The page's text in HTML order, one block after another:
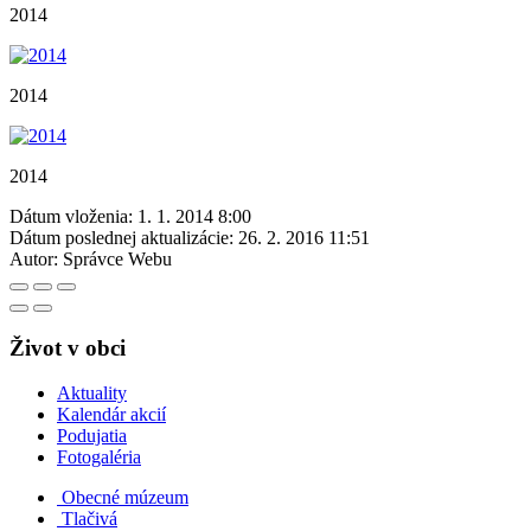
2014
2014
2014
Dátum vloženia: 1. 1. 2014 8:00
Dátum poslednej aktualizácie: 26. 2. 2016 11:51
Autor: Správce Webu
Život v obci
Aktuality
Kalendár akcií
Podujatia
Fotogaléria
Obecné múzeum
Tlačivá